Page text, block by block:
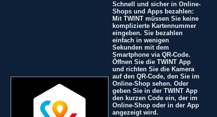
Schnell und sicher in Online-
Shops und Apps bezahlen:
Mit TWINT müssen Sie keine
komplizierte Kartennummer
eingeben. Sie bezahlen
einfach in wenigen
Sekunden mit dem
Smartphone via QR-Code.
Öffnen Sie die TWINT App
und richten Sie die Kamera
auf den QR-Code, den Sie im
Online-Shop sehen. Oder
geben Sie in der TWINT App
den kurzen Code ein, der im
Online-Shop oder in der App
angezeigt wird.